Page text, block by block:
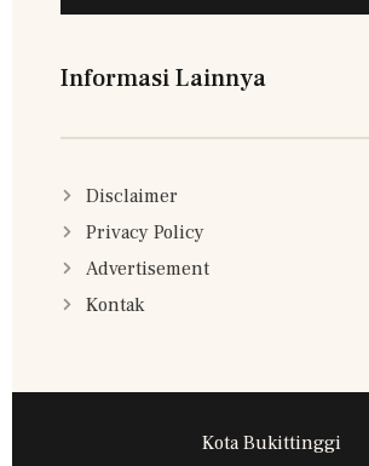
Informasi Lainnya
Disclaimer
Privacy Policy
Advertisement
Kontak
Kota Bukittinggi